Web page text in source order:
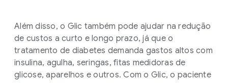
Além disso, o Glic também pode ajudar na redução
de custos a curto e longo prazo, já que o
tratamento de diabetes demanda gastos altos com
insulina, agulha, seringas, fitas medidoras de
glicose, aparelhos e outros. Com o Glic, o paciente